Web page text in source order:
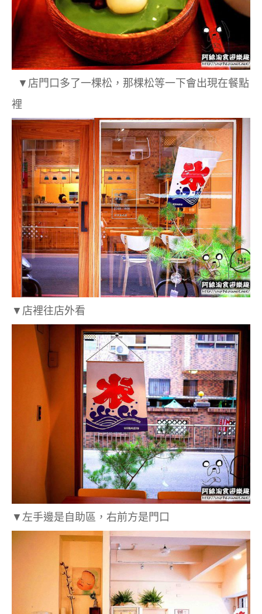
▼店門口多了一棵松，那棵松等一下會出現在餐點
裡
▼店裡往店外看
▼左手邊是自助區，右前方是門口